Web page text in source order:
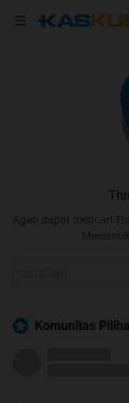
Agan dapat mencari
Komunitas